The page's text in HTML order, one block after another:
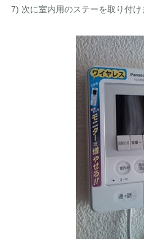
7) 次に室内用のステーを取り付け